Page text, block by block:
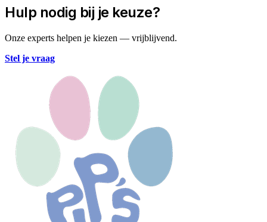
Hulp nodig bij je keuze?
Onze experts helpen je kiezen — vrijblijvend.
Stel je vraag